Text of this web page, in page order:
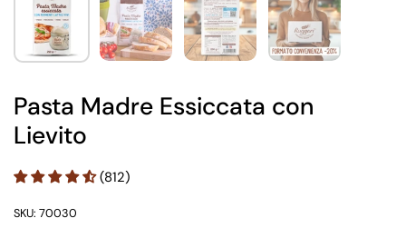
Pasta Madre Essiccata con
Lievito
(812)
SKU: 70030